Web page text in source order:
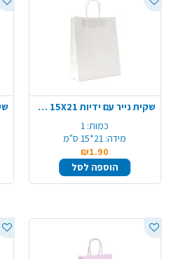
שקית נייר עם ידיות 15X21 ס"מ - לבן
כמות: 1
מידה: 21*15 ס"מ
₪1.90
הוספה לסל